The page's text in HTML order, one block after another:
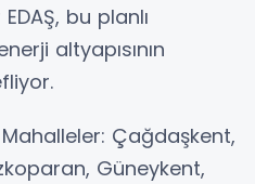
bu planlı
altyapısının
Çağdaşkent,
Güneykent,